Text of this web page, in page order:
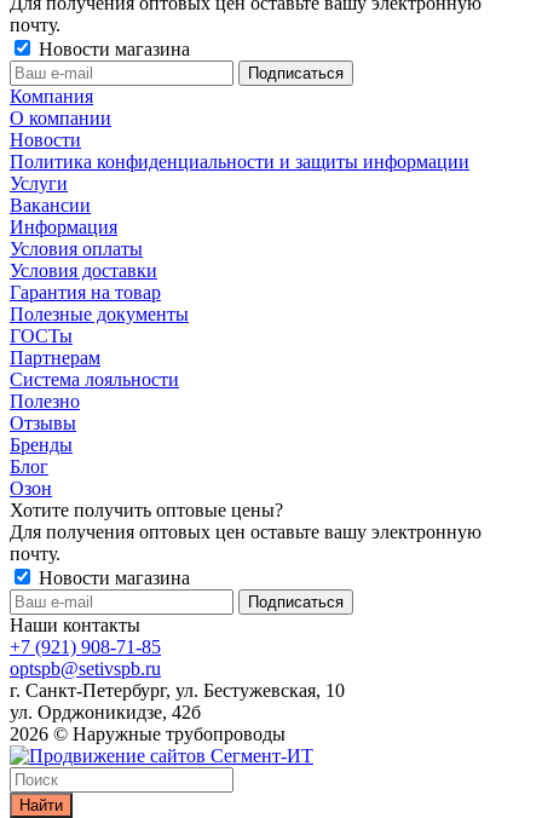
почту.
Новости магазина
Компания
О компании
Новости
Политика конфиденциальности и защиты информации
Услуги
Вакансии
Информация
Условия оплаты
Условия доставки
Гарантия на товар
Полезные документы
ГОСТы
Партнерам
Система лояльности
Полезно
Отзывы
Бренды
Блог
Озон
Хотите получить оптовые цены?
Для получения оптовых цен оставьте вашу электронную
почту.
Новости магазина
Наши контакты
+7 (921) 908-71-85
optspb@setivspb.ru
г. Санкт-Петербург, ул. Бестужевская, 10
ул. Орджоникидзе, 42б
2026 © Наружные трубопроводы
Найти